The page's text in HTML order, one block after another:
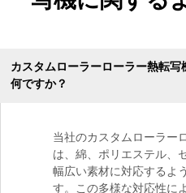
カスタムローラーローラー熱転
何ですか？
当社のカスタムローラー
は、綿、ポリエステル、
幅広い素材に対応するよ
す。この多様な対応性に